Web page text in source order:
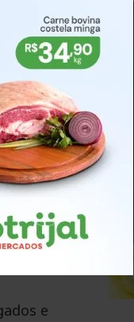
da
para
da
mães,
e